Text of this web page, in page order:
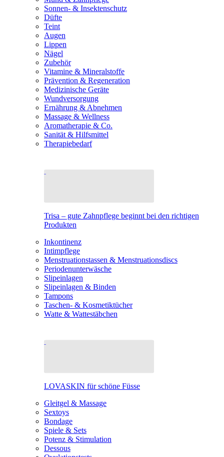
Sonnen- & Insektenschutz
Düfte
Teint
Augen
Lippen
Nägel
Zubehör
Vitamine & Mineralstoffe
Prävention & Regeneration
Medizinische Geräte
Wundversorgung
Ernährung & Abnehmen
Massage & Wellness
Aromatherapie & Co.
Sanität & Hilfsmittel
Therapiebedarf
Trisa – gute Zahnpflege beginnt bei den richtigen
Produkten
Inkontinenz
Intimpflege
Menstruationstassen & Menstruationsdiscs
Periodenunterwäsche
Slipeinlagen
Slipeinlagen & Binden
Tampons
Taschen- & Kosmetiktücher
Watte & Wattestäbchen
LOVASKIN für schöne Füsse
Gleitgel & Massage
Sextoys
Bondage
Spiele & Sets
Potenz & Stimulation
Dessous